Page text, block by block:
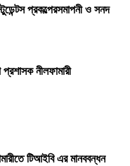
প্রকল্পেরসমাপনী ও সনদ
প্রশাসক নীলফামারী
টিআইবি এর মানববন্ধন